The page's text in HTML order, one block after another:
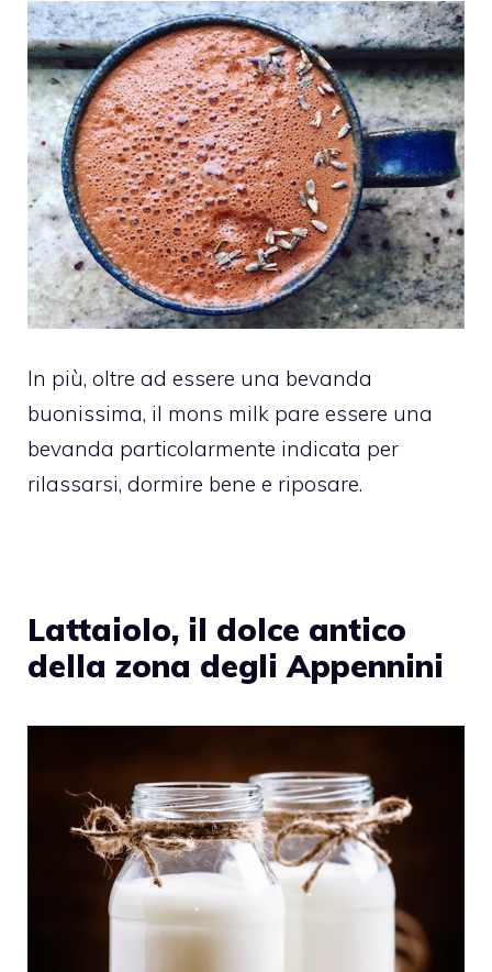
In più, oltre ad essere una bevanda
buonissima, il mons milk pare essere una
bevanda particolarmente indicata per
rilassarsi, dormire bene e riposare.
Lattaiolo, il dolce antico
della zona degli Appennini